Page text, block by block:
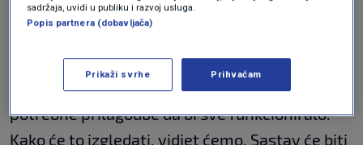
Čemu to pripisati?
“Hrvatska će pokušati igrati slično kao protiv
Brazila, ali Argentina je drugačiji tim i bit će
potrebne prilagodbe da bi sve funkcioniralo.
Kako će to izgledati, vidjet ćemo. Sastav će biti
sadržaja, uvidi u publiku i razvoj usluga.
Popis partnera (dobavljača)
Prikaži svrhe Prihvaćam